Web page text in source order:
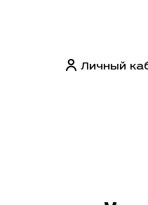
Личный